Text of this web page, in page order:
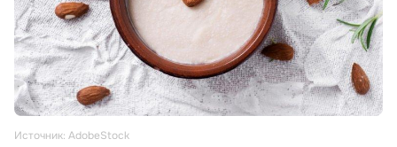
Источник: AdobeStock